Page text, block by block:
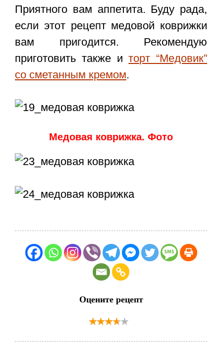
Приятного вам аппетита. Буду рада,
если этот рецепт медовой коврижки
вам пригодится. Рекомендую
приготовить также иторт “Медовик”
со сметанным кремом.
Медовая коврижка. Фото
Оцените рецепт